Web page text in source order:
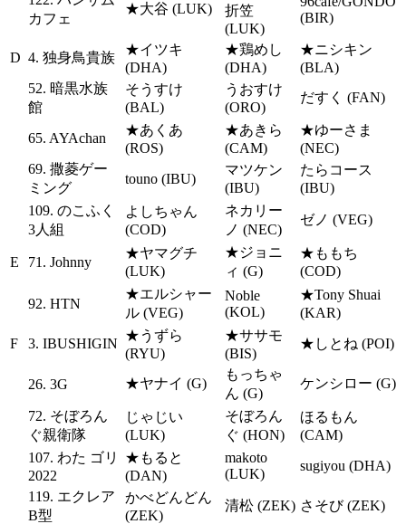
カフェ
★大谷 (LUK)
折笠
(LUK)
(BIR)
D 4. 独身鳥貴族
★イツキ
(DHA)
★鶏めし
(DHA)
★ニシキン
(BLA)
52. 暗黒水族
館
そうすけ
(BAL)
うおすけ
(ORO)
だすく (FAN)
65. AYAchan
★あくあ
(ROS)
★あきら
(CAM)
★ゆーさま
(NEC)
69. 撒菱ゲー
ミング
touno (IBU)
マツケン
(IBU)
たらコース
(IBU)
109. のこふく
3人組
よしちゃん
(COD)
ネカリー
ノ (NEC)
ゼノ (VEG)
E 71. Johnny
★ヤマグチ
(LUK)
★ジョニ
ィ (G)
★ももち
(COD)
92. HTN
★エルシャー
ル (VEG)
Noble
(KOL)
★Tony Shuai
(KAR)
F
3. IBUSHIGIN
★うずら
(RYU)
★ササモ
(BIS)
★しとね (POI)
26. 3G ★ヤナイ (G)
もっちゃ
ん (G)
ケンシロー (G)
72. そぼろん
ぐ親衛隊
じゃじい
(LUK)
そぼろん
ぐ (HON)
ほるもん
(CAM)
107. わた ゴリ
2022
★もると
(DAN)
makoto
(LUK)
sugiyou (DHA)
119. エクレア
B型
かべどんどん
(ZEK)
清松 (ZEK) さそび (ZEK)